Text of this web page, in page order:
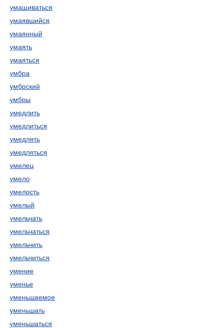
умащиваться
умаявшийся
умаянный
умаять
умаяться
умбра
умбрский
умбры
умедлить
умедлиться
умедлять
умедляться
умелец
умело
умелость
умелый
умельчать
умельчаться
умельчить
умельчиться
умение
уменье
уменьшаемое
уменьшать
уменьшаться